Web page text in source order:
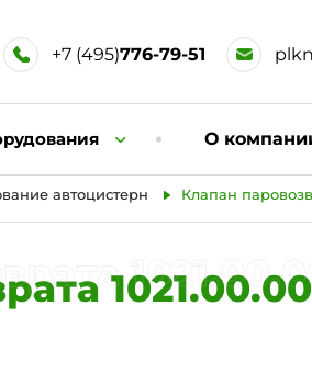
+7 (495)776-79-51
О
автоцистерн Клапан